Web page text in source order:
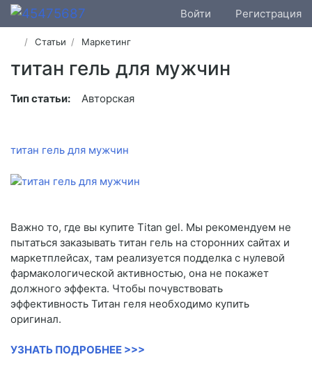
Войти Регистрация
Статьи Маркетинг
титан гель для мужчин
Тип статьи: Авторская
титан гель для мужчин
Важно то, где вы купите Titan gel. Мы рекомендуем не
пытаться заказывать титан гель на сторонних сайтах и
маркетплейсах, там реализуется подделка с нулевой
фармакологической активностью, она не покажет
должного эффекта. Чтобы почувствовать
эффективность Титан геля необходимо купить
оригинал.
УЗНАТЬ ПОДРОБНЕЕ >>>